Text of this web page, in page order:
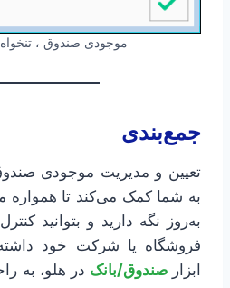
موجودی صندوق ، تنخواه
جمع‌بندی
تعیین و مدیریت موجودی
به شما کمک می‌کند تا همواره
به‌روز نگه دارید و بتوانید
فروشگاه یا شرکت خود داشته
ابزارصندوق/بانک در هلو، به